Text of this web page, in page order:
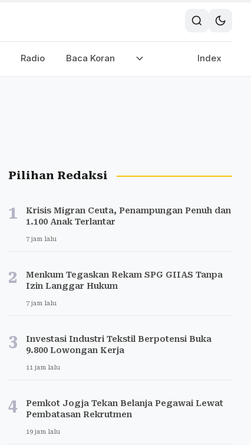
Radio Baca Koran Index
Pilihan Redaksi
1
Krisis Migran Ceuta, Penampungan Penuh dan
1.100 Anak Terlantar
7 jam lalu
2
Menkum Tegaskan Rekam SPG GIIAS Tanpa
Izin Langgar Hukum
7 jam lalu
3
Investasi Industri Tekstil Berpotensi Buka
9.800 Lowongan Kerja
11 jam lalu
4
Pemkot Jogja Tekan Belanja Pegawai Lewat
Pembatasan Rekrutmen
19 jam lalu